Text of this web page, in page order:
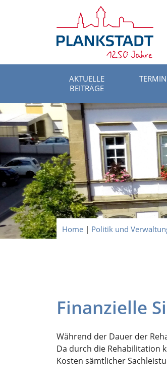
AKTUELLE
BEITRÄGE
Home | Politik und
Finanzielle
Während der Dauer der
Da durch die Rehabilitation
Kosten sämtlicher